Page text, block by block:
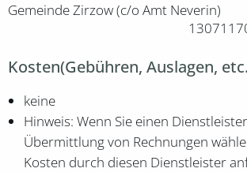
Gemeinde Zirzow (c/o Amt
13071170-
Kosten(Gebühren, Auslagen,
keine
Hinweis: Wenn Sie einen
Übermittlung von Rechnungen
Kosten durch diesen Dienstleister